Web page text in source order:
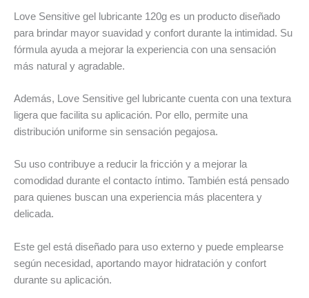
Love Sensitive gel lubricante 120g es un producto diseñado
para brindar mayor suavidad y confort durante la intimidad. Su
fórmula ayuda a mejorar la experiencia con una sensación
más natural y agradable.
Además, Love Sensitive gel lubricante cuenta con una textura
ligera que facilita su aplicación. Por ello, permite una
distribución uniforme sin sensación pegajosa.
Su uso contribuye a reducir la fricción y a mejorar la
comodidad durante el contacto íntimo. También está pensado
para quienes buscan una experiencia más placentera y
delicada.
Este gel está diseñado para uso externo y puede emplearse
según necesidad, aportando mayor hidratación y confort
durante su aplicación.